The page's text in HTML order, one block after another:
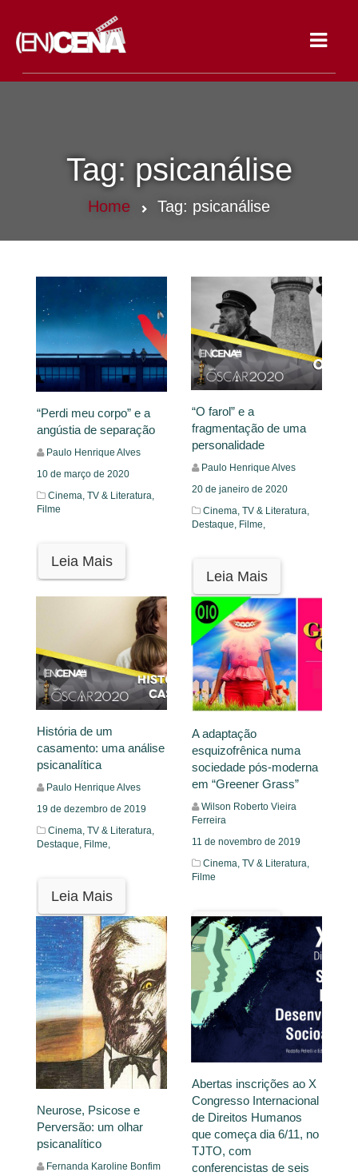
Tag: psicanálise
Home Tag: psicanálise
“Perdi meu corpo” e a
angústia de separação
Paulo Henrique Alves
10 de março de 2020
Cinema, TV & Literatura,
Filme
Leia Mais
“O farol” e a
fragmentação de uma
personalidade
Paulo Henrique Alves
20 de janeiro de 2020
Cinema, TV & Literatura,
Destaque, Filme,
Leia Mais
História de um
casamento: uma análise
psicanalítica
Paulo Henrique Alves
19 de dezembro de 2019
Cinema, TV & Literatura,
Destaque, Filme,
Leia Mais
A adaptação
esquizofrênica numa
sociedade pós-moderna
em “Greener Grass”
Wilson Roberto Vieira
Ferreira
11 de novembro de 2019
Cinema, TV & Literatura,
Filme
Leia Mais
Neurose, Psicose e
Perversão: um olhar
psicanalítico
Fernanda Karoline Bonfim
Abertas inscrições ao X
Congresso Internacional
de Direitos Humanos
que começa dia 6/11, no
TJTO, com
conferencistas de seis